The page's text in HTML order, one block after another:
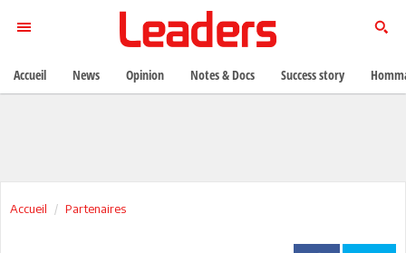
Accueil Partenaires
Accueil News Opinion Notes & Docs Success story